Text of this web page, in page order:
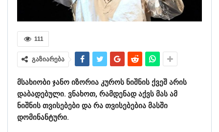
111
გაზიარება
მსახიობი ჯანო იზორია კუროს ნიშნის ქვეშ არის
დაბადებული. ვნახოთ, რამდენად აქვს მას ამ
ნიშნის თვისებები და რა თვისებებია მასში
დომინანტური.